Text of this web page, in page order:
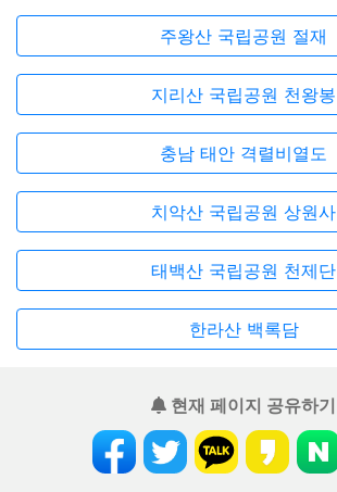
주왕산 국립공원 절재
지리산 국립공원 천왕봉
충남 태안 격렬비열도
치악산 국립공원 상원사
태백산 국립공원 천제단
한라산 백록담
현재 페이지 공유하기